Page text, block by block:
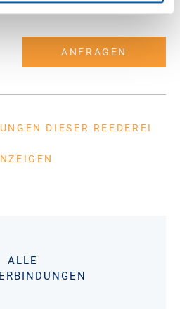
ANFRAGEN
DIESER REEDEREI
ALLE